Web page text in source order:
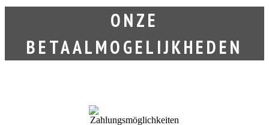
ONZE
BETAALMOGELIJKHEDEN